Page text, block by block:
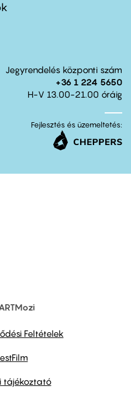
Jegyrendelés központi szám
+36 1 224 5650
H-V 13.00-21.00 óráig
Fejlesztés és üzemeltetés:
Feltételek
tájékoztató